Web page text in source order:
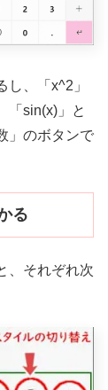
、「x^2」
「sin(x)」と
」のボタンで
る
、それぞれ次